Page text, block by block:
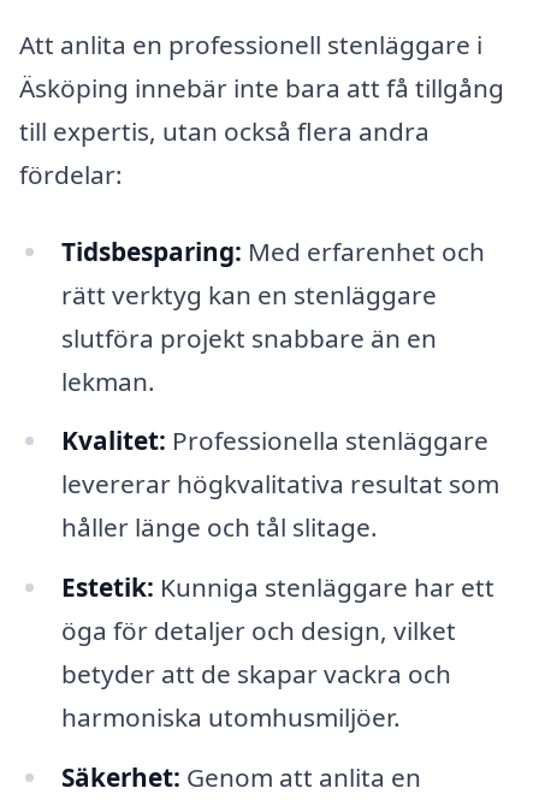
Att anlita en professionell stenläggare i
Äsköping innebär inte bara att få tillgång
till expertis, utan också flera andra
fördelar:
Tidsbesparing: Med erfarenhet och
rätt verktyg kan en stenläggare
slutföra projekt snabbare än en
lekman.
Kvalitet: Professionella stenläggare
levererar högkvalitativa resultat som
håller länge och tål slitage.
Estetik: Kunniga stenläggare har ett
öga för detaljer och design, vilket
betyder att de skapar vackra och
harmoniska utomhusmiljöer.
Säkerhet: Genom att anlita en